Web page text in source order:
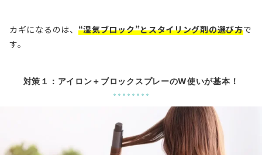
カギになるのは、 “湿気ブロック”とスタイリング剤の選び方で
す。
対策１：アイロン＋ブロックスプレーのW使いが基本！